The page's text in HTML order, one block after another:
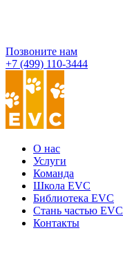
Позвоните нам
+7 (499) 110-3444
О нас
Услуги
Команда
Школа EVC
Библиотека EVC
Стань частью EVC
Контакты